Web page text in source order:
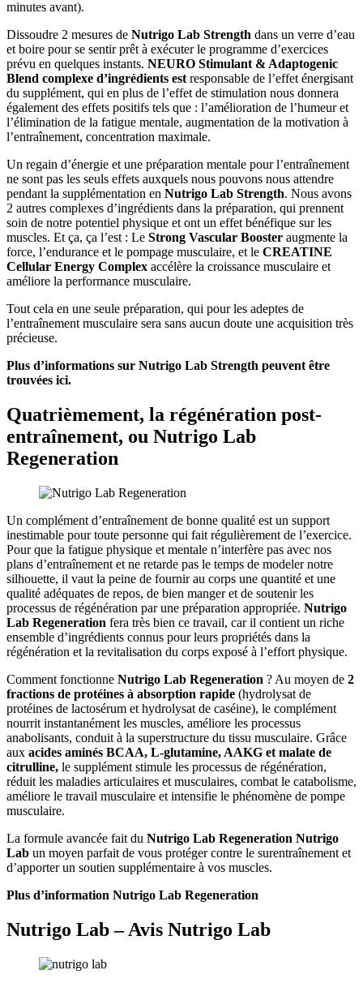
minutes avant).
Dissoudre 2 mesures de Nutrigo Lab Strength dans un verre d’eau
et boire pour se sentir prêt à exécuter le programme d’exercices
prévu en quelques instants. NEURO Stimulant & Adaptogenic
Blend complexe d’ingrédients est responsable de l’effet énergisant
du supplément, qui en plus de l’effet de stimulation nous donnera
également des effets positifs tels que : l’amélioration de l’humeur et
l’élimination de la fatigue mentale, augmentation de la motivation à
l’entraînement, concentration maximale.
Un regain d’énergie et une préparation mentale pour l’entraînement
ne sont pas les seuls effets auxquels nous pouvons nous attendre
pendant la supplémentation en Nutrigo Lab Strength. Nous avons
2 autres complexes d’ingrédients dans la préparation, qui prennent
soin de notre potentiel physique et ont un effet bénéfique sur les
muscles. Et ça, ça l’est : Le Strong Vascular Booster augmente la
force, l’endurance et le pompage musculaire, et le CREATINE
Cellular Energy Complex accélère la croissance musculaire et
améliore la performance musculaire.
Tout cela en une seule préparation, qui pour les adeptes de
l’entraînement musculaire sera sans aucun doute une acquisition très
précieuse.
Plus d’informations sur Nutrigo Lab Strength peuvent être
trouvées ici.
Quatrièmement, la régénération post-
entraînement, ou Nutrigo Lab
Regeneration
Un complément d’entraînement de bonne qualité est un support
inestimable pour toute personne qui fait régulièrement de l’exercice.
Pour que la fatigue physique et mentale n’interfère pas avec nos
plans d’entraînement et ne retarde pas le temps de modeler notre
silhouette, il vaut la peine de fournir au corps une quantité et une
qualité adéquates de repos, de bien manger et de soutenir les
processus de régénération par une préparation appropriée. Nutrigo
Lab Regeneration fera très bien ce travail, car il contient un riche
ensemble d’ingrédients connus pour leurs propriétés dans la
régénération et la revitalisation du corps exposé à l’effort physique.
Comment fonctionne Nutrigo Lab Regeneration ? Au moyen de 2
fractions de protéines à absorption rapide (hydrolysat de
protéines de lactosérum et hydrolysat de caséine), le complément
nourrit instantanément les muscles, améliore les processus
anabolisants, conduit à la superstructure du tissu musculaire. Grâce
aux acides aminés BCAA, L-glutamine, AAKG et malate de
citrulline, le supplément stimule les processus de régénération,
réduit les maladies articulaires et musculaires, combat le catabolisme,
améliore le travail musculaire et intensifie le phénomène de pompe
musculaire.
La formule avancée fait du Nutrigo Lab Regeneration Nutrigo
Lab un moyen parfait de vous protéger contre le surentraînement et
d’apporter un soutien supplémentaire à vos muscles.
Plus d’information Nutrigo Lab Regeneration
Nutrigo Lab – Avis Nutrigo Lab